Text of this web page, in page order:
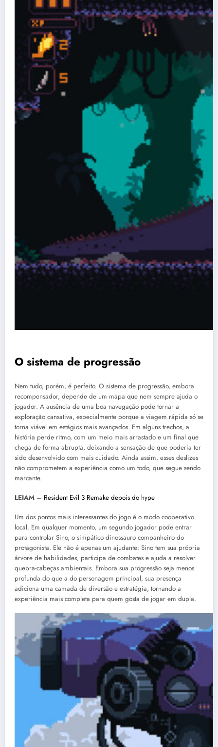
O sistema de progressão
Nem tudo, porém, é perfeito. O sistema de progressão, embora
recompensador, depende de um mapa que nem sempre ajuda o
jogador. A ausência de uma boa navegação pode tornar a
exploração cansativa, especialmente porque a viagem rápida só se
torna viável em estágios mais avançados. Em alguns trechos, a
história perde ritmo, com um meio mais arrastado e um final que
chega de forma abrupta, deixando a sensação de que poderia ter
sido desenvolvido com mais cuidado. Ainda assim, esses deslizes
não comprometem a experiência como um todo, que segue sendo
marcante.
LEIAM – Resident Evil 3 Remake depois do hype
Um dos pontos mais interessantes do jogo é o modo cooperativo
local. Em qualquer momento, um segundo jogador pode entrar
para controlar Sino, o simpático dinossauro companheiro do
protagonista. Ele não é apenas um ajudante: Sino tem sua própria
árvore de habilidades, participa de combates e ajuda a resolver
quebra-cabeças ambientais. Embora sua progressão seja menos
profunda do que a do personagem principal, sua presença
adiciona uma camada de diversão e estratégia, tornando a
experiência mais completa para quem gosta de jogar em dupla.